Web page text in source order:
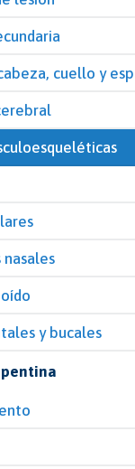
cuello y
y bucales